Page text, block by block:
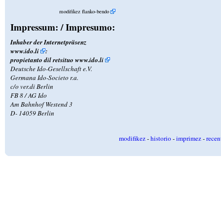
modifikez flanko-bendo
Impressum: / Impresumo:
Inhaber der Internetpräsenz
www.ido.li
:
propietanto dil retsituo www.ido.li
Deutsche Ido-Gesellschaft e.V.
Germana Ido-Societo r.a.
c/o ver.di Berlin
FB 8 / AG Ido
Am Bahnhof Westend 3
D- 14059 Berlin
modifikez-historio-imprimez-